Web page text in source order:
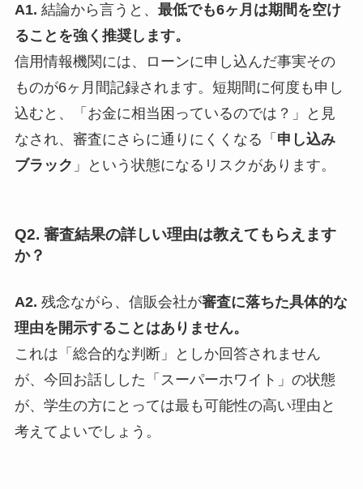
A1. 結論から言うと、 最低でも6ヶ月は期間を空け
ることを強く推奨します。
信用情報機関には、ローンに申し込んだ事実その
ものが6ヶ月間記録されます。短期間に何度も申し
込むと、「お金に相当困っているのでは？」と見
なされ、審査にさらに通りにくくなる「 申し込み
ブラック 」という状態になるリスクがあります。
Q2. 審査結果の詳しい理由は教えてもらえます
か？
A2. 残念ながら、信販会社が審査に落ちた具体的な
理由を開示することはありません。
これは「総合的な判断」としか回答されません
が、今回お話しした「スーパーホワイト」の状態
が、学生の方にとっては最も可能性の高い理由と
考えてよいでしょう。